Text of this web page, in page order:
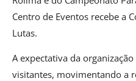
Centro de Eventos recebe a
Lutas.
A expectativa da
visitantes, movimentando a